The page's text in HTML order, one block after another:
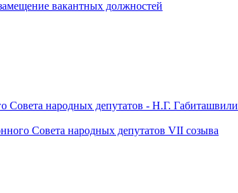
вакантных должностей
Совета народных депутатов - Н.Г. Габиташвили
Совета народных депутатов VII созыва